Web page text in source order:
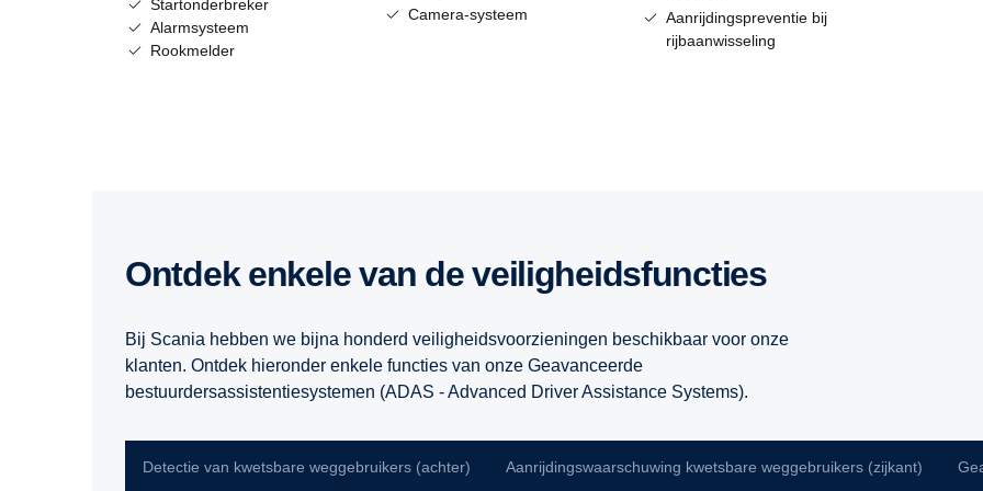
Startonderbreker
Alarmsysteem
Rookmelder
Camera-systeem
Aanrijdingspreventie bij
rijbaanwisseling
Ontdek enkele van de veiligheidsfuncties
Bij Scania hebben we bijna honderd veiligheidsvoorzieningen beschikbaar voor onze
klanten. Ontdek hieronder enkele functies van onze Geavanceerde
bestuurdersassistentiesystemen (ADAS - Advanced Driver Assistance Systems).
Detectie van kwetsbare weggebruikers (achter) Aanrijdingswaarschuwing kwetsbare weggebruikers (zijkant)